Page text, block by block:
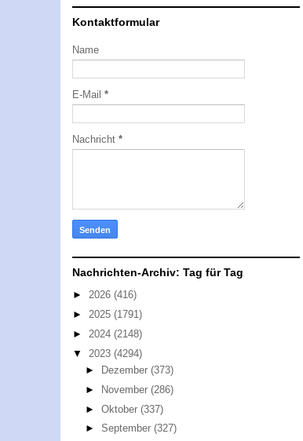
Kontaktformular
Name
E-Mail *
Nachricht *
Nachrichten-Archiv: Tag für Tag
► 2026 (416)
► 2025 (1791)
► 2024 (2148)
▼ 2023 (4294)
►
Dezember (373)
►
November (286)
► Oktober (337)
► September (327)